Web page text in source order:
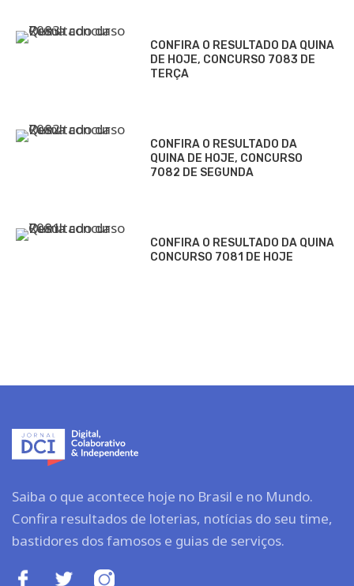
CONFIRA O RESULTADO DA QUINA
DE HOJE, CONCURSO 7083 DE
TERÇA
CONFIRA O RESULTADO DA
QUINA DE HOJE, CONCURSO
7082 DE SEGUNDA
CONFIRA O RESULTADO DA QUINA
CONCURSO 7081 DE HOJE
Saiba o que acontece hoje no Brasil e no Mundo.
Confira resultados de loterias, notícias do seu time,
bastidores dos famosos e guias de serviços.